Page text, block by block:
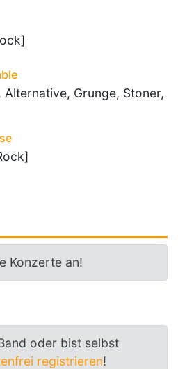
Alternative, Grunge, Stoner,
Konzerte an!
oder bist selbst
registrieren!